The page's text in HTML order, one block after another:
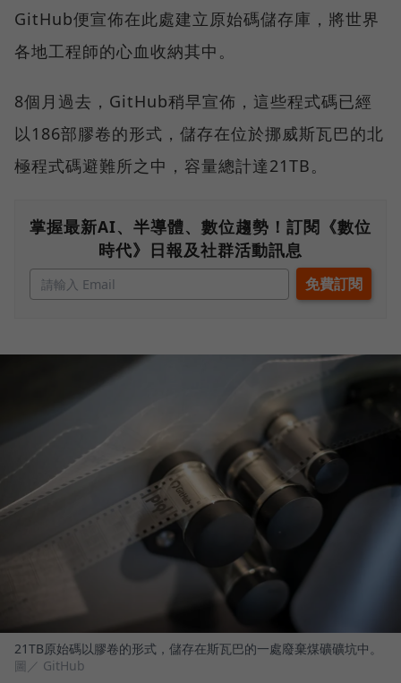
GitHub便宣佈在此處建立原始碼儲存庫，將世界
各地工程師的心血收納其中。
8個月過去，GitHub稍早宣佈，這些程式碼已經
以186部膠卷的形式，儲存在位於挪威斯瓦巴的北
極程式碼避難所之中，容量總計達21TB。
掌握最新AI、半導體、數位趨勢！訂閱《數位
時代》日報及社群活動訊息
21TB原始碼以膠卷的形式，儲存在斯瓦巴的一處廢棄煤礦礦坑中。
圖／ GitHub